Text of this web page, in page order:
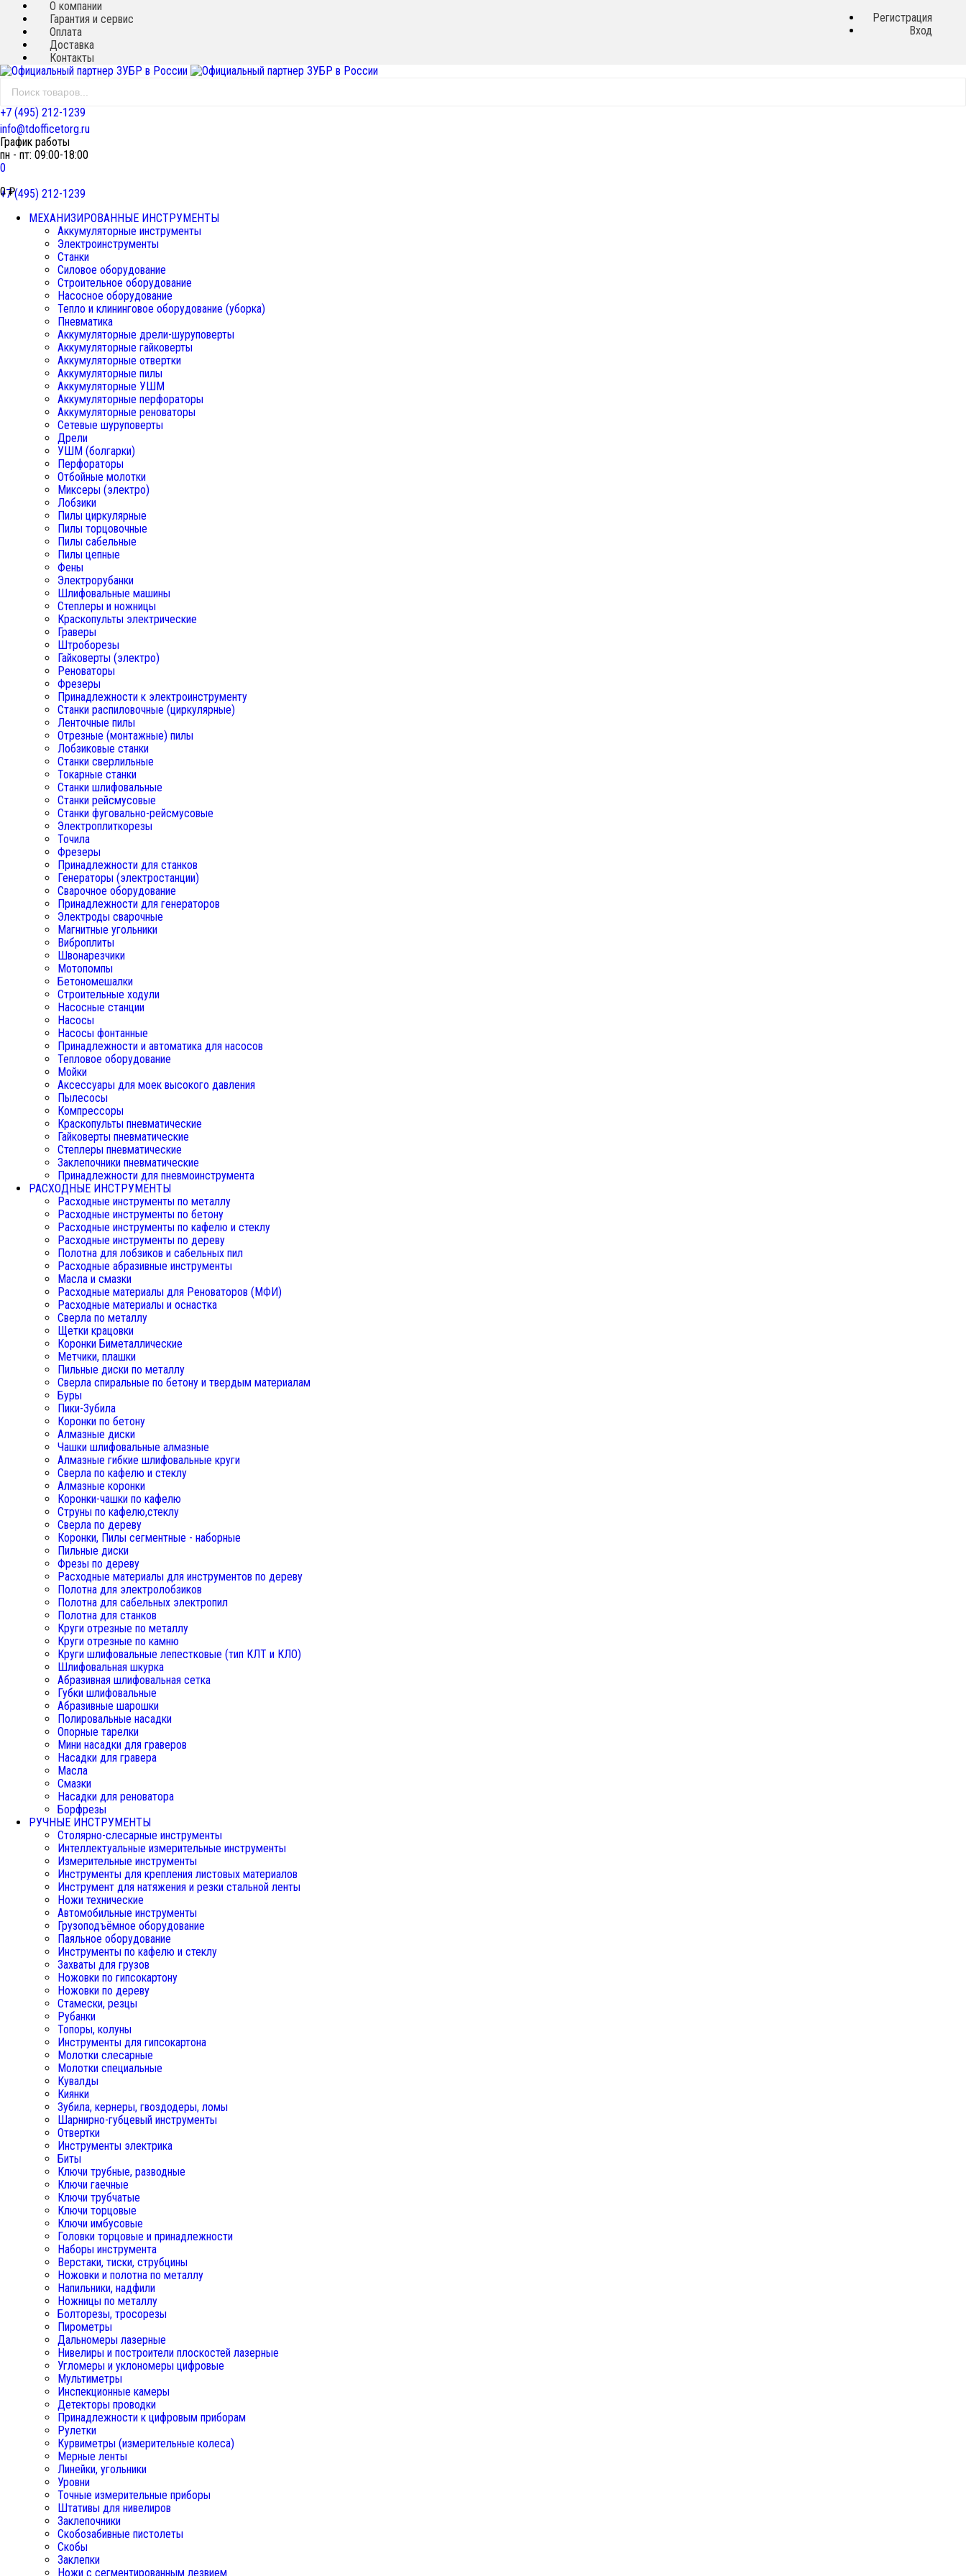
О компании
Гарантия и сервис
Оплата
Доставка
Контакты
Регистрация
Вход
+7 (495) 212-1239
info@tdofficetorg.ru
График работы
пн - пт: 09:00-18:00
0
0₽
+7 (495) 212-1239
МЕХАНИЗИРОВАННЫЕ ИНСТРУМЕНТЫ
Аккумуляторные инструменты
Электроинструменты
Станки
Силовое оборудование
Строительное оборудование
Насосное оборудование
Тепло и клининговое оборудование (уборка)
Пневматика
Аккумуляторные дрели-шуруповерты
Аккумуляторные гайковерты
Аккумуляторные отвертки
Аккумуляторные пилы
Аккумуляторные УШМ
Аккумуляторные перфораторы
Аккумуляторные реноваторы
Сетевые шуруповерты
Дрели
УШМ (болгарки)
Перфораторы
Отбойные молотки
Миксеры (электро)
Лобзики
Пилы циркулярные
Пилы торцовочные
Пилы сабельные
Пилы цепные
Фены
Электрорубанки
Шлифовальные машины
Степлеры и ножницы
Краскопульты электрические
Граверы
Штроборезы
Гайковерты (электро)
Реноваторы
Фрезеры
Принадлежности к электроинструменту
Станки распиловочные (циркулярные)
Ленточные пилы
Отрезные (монтажные) пилы
Лобзиковые станки
Станки сверлильные
Токарные станки
Станки шлифовальные
Станки рейсмусовые
Станки фуговально-рейсмусовые
Электроплиткорезы
Точила
Фрезеры
Принадлежности для станков
Генераторы (электростанции)
Сварочное оборудование
Принадлежности для генераторов
Электроды сварочные
Магнитные угольники
Виброплиты
Швонарезчики
Мотопомпы
Бетономешалки
Строительные ходули
Насосные станции
Насосы
Насосы фонтанные
Принадлежности и автоматика для насосов
Тепловое оборудование
Мойки
Аксессуары для моек высокого давления
Пылесосы
Компрессоры
Краскопульты пневматические
Гайковерты пневматические
Степлеры пневматические
Заклепочники пневматические
Принадлежности для пневмоинструмента
РАСХОДНЫЕ ИНСТРУМЕНТЫ
Расходные инструменты по металлу
Расходные инструменты по бетону
Расходные инструменты по кафелю и стеклу
Расходные инструменты по дереву
Полотна для лобзиков и сабельных пил
Расходные абразивные инструменты
Масла и смазки
Расходные материалы для Реноваторов (МФИ)
Расходные материалы и оснастка
Сверла по металлу
Щетки крацовки
Коронки Биметаллические
Метчики, плашки
Пильные диски по металлу
Сверла спиральные по бетону и твердым материалам
Буры
Пики-Зубила
Коронки по бетону
Алмазные диски
Чашки шлифовальные алмазные
Алмазные гибкие шлифовальные круги
Сверла по кафелю и стеклу
Алмазные коронки
Коронки-чашки по кафелю
Струны по кафелю,стеклу
Сверла по дереву
Коронки, Пилы сегментные - наборные
Пильные диски
Фрезы по дереву
Расходные материалы для инструментов по дереву
Полотна для электролобзиков
Полотна для сабельных электропил
Полотна для станков
Круги отрезные по металлу
Круги отрезные по камню
Круги шлифовальные лепестковые (тип КЛТ и КЛО)
Шлифовальная шкурка
Абразивная шлифовальная сетка
Губки шлифовальные
Абразивные шарошки
Полировальные насадки
Опорные тарелки
Мини насадки для граверов
Насадки для гравера
Масла
Смазки
Насадки для реноватора
Борфрезы
РУЧНЫЕ ИНСТРУМЕНТЫ
Столярно-слесарные инструменты
Интеллектуальные измерительные инструменты
Измерительные инструменты
Инструменты для крепления листовых материалов
Инструмент для натяжения и резки стальной ленты
Ножи технические
Автомобильные инструменты
Грузоподъёмное оборудование
Паяльное оборудование
Инструменты по кафелю и стеклу
Захваты для грузов
Ножовки по гипсокартону
Ножовки по дереву
Стамески, резцы
Рубанки
Топоры, колуны
Инструменты для гипсокартона
Молотки слесарные
Молотки специальные
Кувалды
Киянки
Зубила, кернеры, гвоздодеры, ломы
Шарнирно-губцевый инструменты
Отвертки
Инструменты электрика
Биты
Ключи трубные, разводные
Ключи гаечные
Ключи трубчатые
Ключи торцовые
Ключи имбусовые
Головки торцовые и принадлежности
Наборы инструмента
Верстаки, тиски, струбцины
Ножовки и полотна по металлу
Напильники, надфили
Ножницы по металлу
Болторезы, тросорезы
Пирометры
Дальномеры лазерные
Нивелиры и построители плоскостей лазерные
Угломеры и уклономеры цифровые
Мультиметры
Инспекционные камеры
Детекторы проводки
Принадлежности к цифровым приборам
Рулетки
Курвиметры (измерительные колеса)
Мерные ленты
Линейки, угольники
Уровни
Точные измерительные приборы
Штативы для нивелиров
Заклепочники
Скобозабивные пистолеты
Скобы
Заклепки
Ножи с сегментированным лезвием